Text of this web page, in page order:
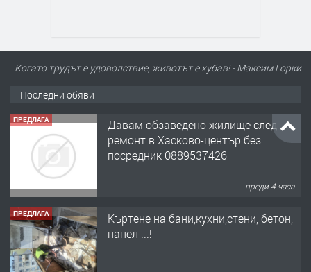
Когато трудът е удоволствие, животът е хубав! - Максим Горки
Последни обяви
ПРЕДЛАГА
Давам обзаведено жилище след
ремонт в Хасково-център без
посредник 0889537426
преди 4 часа
ПРЕДЛАГА
Къртене на бани,кухни,стени, бетон,
панел ...!